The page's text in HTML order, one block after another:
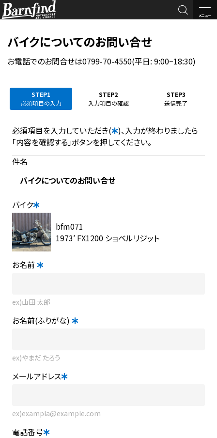
ND

メニュー
バイクについてのお問い合せ
お電話でのお問合せは0799-70-4550(平日: 9:00~18:30)
STEP1
必須項目の入力
STEP2
入力項目の確認
STEP3
送信完了
必須項目を入力していただき(
)、入力が終わりましたら
「内容を確認する」ボタンを押してください。
件名
バイクについてのお問い合せ
バイク
bfm071
1973′ FX1200 ショベルリジット
お名前
ex)山田 太郎
お名前(ふりがな)
ex)やまだ たろう
メールアドレス
ex)exampla@example.com
電話番号